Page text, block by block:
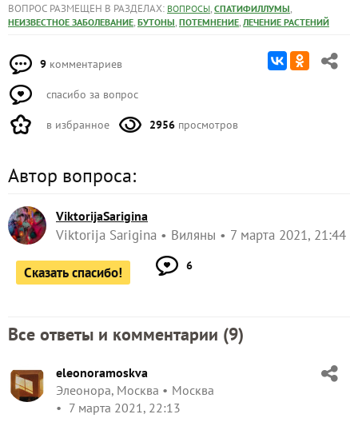
ВОПРОС РАЗМЕЩЕН В РАЗДЕЛАХ: ВОПРОСЫ, СПАТИФИЛЛУМЫ,
НЕИЗВЕСТНОЕ ЗАБОЛЕВАНИЕ, БУТОНЫ, ПОТЕМНЕНИЕ, ЛЕЧЕНИЕ РАСТЕНИЙ
9 комментариев
спасибо за вопрос
в избранное 2956 просмотров
Автор вопроса:
ViktorijaSarigina
Viktorija Sarigina Виляны 7 марта 2021, 21:44
Сказать спасибо! 6
Все ответы и комментарии (9)
eleonoramoskva
Элеонора, Москва
Москва
7 марта 2021, 22:13